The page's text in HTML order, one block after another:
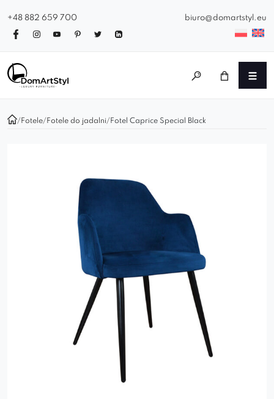
+48 882 659 700 biuro@domartstyl.eu
/ Fotele/ Fotele do jadalni/ Fotel Caprice Special Black